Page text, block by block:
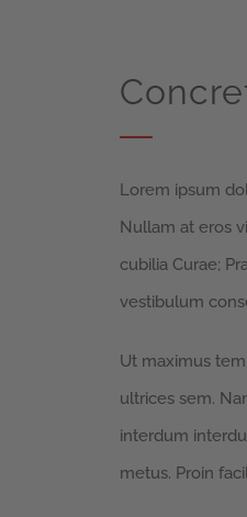
Lorem ipsum
Nullam at eros
cubilia Curae;
vestibulum
Ut maximus
ultrices sem.
interdum
metus. Proin